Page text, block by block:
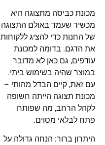
מכונת כביסה מתצוגה היא
מכשיר שעמד באולם התצוגה
של החנות כדי להציג ללקוחות
את הדגם. בדומה למכונת
עודפים, גם כאן לא מדובר
במוצר שהיה בשימוש ביתי.
עם זאת, קיים הבדל מהותי –
מכונת תצוגה הייתה חשופה
לקהל הרחב, מה שפותח
פתח לבלאי מסוים.
היתרון ברור: הנחה גדולה על